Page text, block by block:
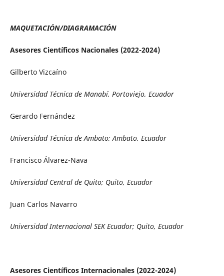
MAQUETACIÓN/DIAGRAMACIÓN
Asesores Científicos Nacionales (2022-2024)
Gilberto Vizcaíno
Universidad Técnica de Manabí, Portoviejo, Ecuador
Gerardo Fernández
Universidad Técnica de Ambato; Ambato, Ecuador
Francisco Álvarez-Nava
Universidad Central de Quito; Quito, Ecuador
Juan Carlos Navarro
Universidad Internacional SEK Ecuador; Quito, Ecuador
Asesores Científicos Internacionales (2022-2024)